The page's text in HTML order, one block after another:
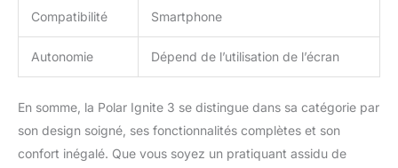
Compatibilité Smartphone
Autonomie Dépend de l’utilisation de l’écran
En somme, la Polar Ignite 3 se distingue dans sa catégorie par
son design soigné, ses fonctionnalités complètes et son
confort inégalé. Que vous soyez un pratiquant assidu de